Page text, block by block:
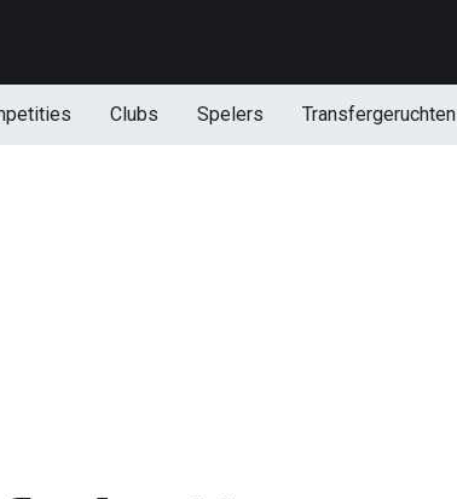
Clubs Spelers Transfergeruchten